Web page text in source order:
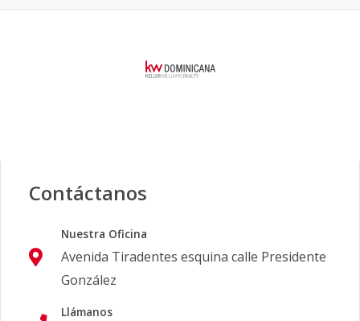
Contáctanos
Nuestra Oficina
Avenida Tiradentes esquina calle Presidente
González
Llámanos